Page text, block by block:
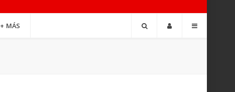
+ MÁS